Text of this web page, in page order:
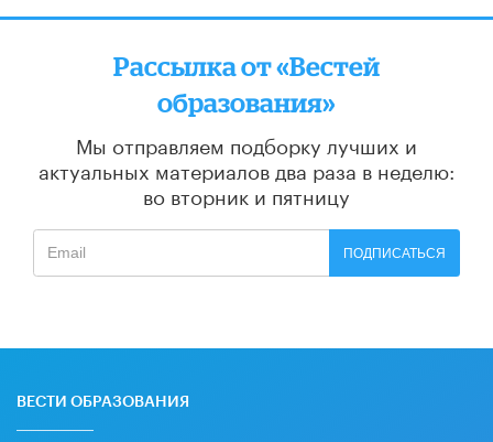
Рассылка от «Вестей
образования»
Мы отправляем подборку лучших и
актуальных материалов два раза в неделю:
во вторник и пятницу
ПОДПИСАТЬСЯ
ВЕСТИ ОБРАЗОВАНИЯ